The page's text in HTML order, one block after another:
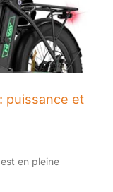
puissance et
en pleine